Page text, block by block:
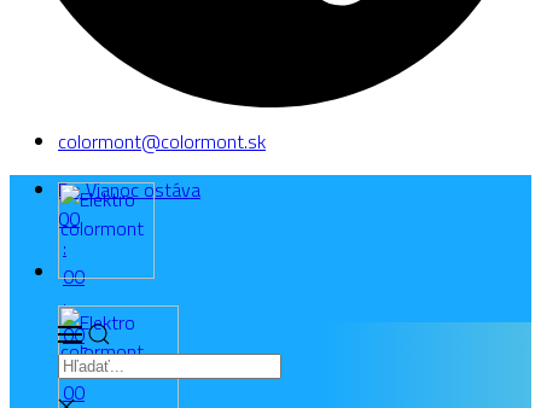
colormont@colormont.sk
Do Vianoc ostáva
00
:
00
:
00
:
00